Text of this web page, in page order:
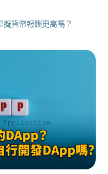
貨幣報酬更高嗎？